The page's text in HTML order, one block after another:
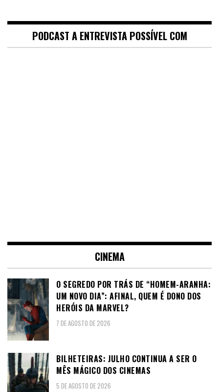
PODCAST A ENTREVISTA POSSÍVEL COM
CINEMA
O SEGREDO POR TRÁS DE “HOMEM-ARANHA:
UM NOVO DIA”: AFINAL, QUEM É DONO DOS
HERÓIS DA MARVEL?
7 DE AGOSTO DE 2026
BILHETEIRAS: JULHO CONTINUA A SER O
MÊS MÁGICO DOS CINEMAS
5 DE AGOSTO DE 2026